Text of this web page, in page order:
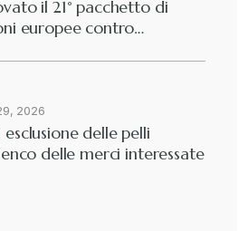
il 21° pacchetto di
europee contro…
2026
esclusione delle pelli
delle merci interessate